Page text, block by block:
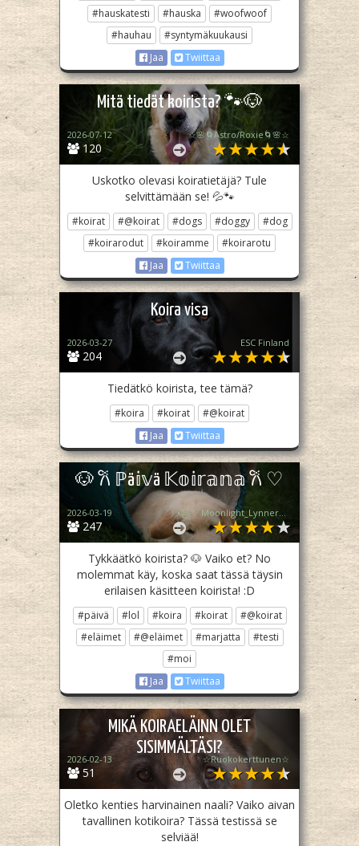
#hauskatesti
#hauska
#woofwoof
#hauhau
#syntymäkuukausi
Jaa
Twiittaa
Mitä tiedät koirista? 🐾🐶
120
2026-07-12 ☆🌸🌀Astro/Roxie🌀🌸☆
Uskotko olevasi koiratietäjä? Tule
selvittämään se! 💦🐾
#koirat #@koirat #dogs #doggy
#dog
#koirarodut
#koiramme
#koirarotu
Jaa
Twiittaa
Koira visa
204
2026-03-27 ESC Finland
Tiedätkö koirista, tee tämä?
#koira #koirat
#@koirat
Jaa
Twiittaa
🐶 𐙚 ℙä𝕚𝕧ä 𝕂𝕠𝕚𝕣𝕒𝕟𝕒 𐙚 ♡
247
2026-03-19 ꧁♡ Moonlight_Lynner_Lover ♡꧂
Tykkäätkö koirista? 🐶 Vaiko et? No
molemmat käy, koska saat tässä täysin
erilaisen käsitteen koirista! :D
#päivä #lol #koira #koirat
#@koirat
#eläimet
#@eläimet #marjatta
#testi
#moi
Jaa
Twiittaa
MIKÄ KOIRAELÄINN OLET
SISIMMÄLTÄSI?
51
2026-02-13 ☆Ruokokerttunen☆
Oletko kenties harvinainen naali? Vaiko aivan
tavallinen kotikoira? Tässä testissä se
selviää!